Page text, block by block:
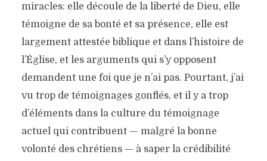
miracles: elle découle de la liberté de Dieu, elle
témoigne de sa bonté et sa présence, elle est
largement attestée biblique et dans l’histoire de
l’Église, et les arguments qui s’y opposent
demandent une foi que je n’ai pas. Pourtant, j’ai
vu trop de témoignages gonflés, et il y a trop
d’éléments dans la culture du témoignage
actuel qui contribuent — malgré la bonne
volonté des chrétiens — à saper la crédibilité